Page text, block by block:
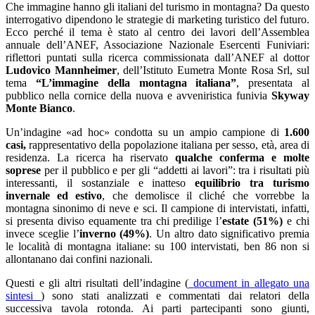
Che immagine hanno gli italiani del turismo in montagna? Da questo
interrogativo dipendono le strategie di marketing turistico del futuro.
Ecco perché il tema è stato al centro dei lavori dell’Assemblea
annuale dell’ANEF, Associazione Nazionale Esercenti Funiviari:
riflettori puntati sulla ricerca commissionata dall’ANEF al dottor
Ludovico Mannheimer, dell’Istituto Eumetra Monte Rosa Srl, sul
tema “L’immagine della montagna italiana”, presentata al
pubblico nella cornice della nuova e avveniristica funivia Skyway
Monte Bianco.
Un’indagine «ad hoc» condotta su un ampio campione di 1.600
casi,rappresentativo della popolazione italiana per sesso, età, area di
residenza. La ricerca ha riservato qualche conferma e molte
soprese per il pubblico e per gli “addetti ai lavori”: tra i risultati più
interessanti, il sostanziale e inattesoequilibrio tra turismo
invernale ed estivo, che demolisce il cliché che vorrebbe la
montagna sinonimo di neve e sci. Il campione di intervistati, infatti,
si presenta diviso equamente tra chi predilige l’estate (51%) e chi
invece sceglie l’inverno (49%). Un altro dato significativo premia
le località di montagna italiane: su 100 intervistati, ben 86 non si
allontanano dai confini nazionali.
Questi e gli altri risultati dell’indagine ( documentin allegato una
sintesi) sono stati analizzati e commentati dai relatori della
successiva tavola rotonda. Ai parti partecipanti sono giunti,